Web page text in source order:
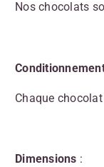
Nos chocolats
Chaque
Dimensions :